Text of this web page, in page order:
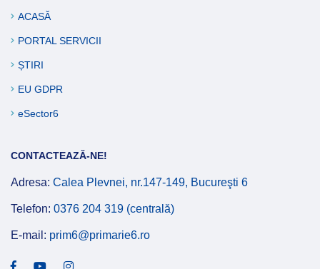
ACASĂ
PORTAL SERVICII
ȘTIRI
EU GDPR
eSector6
CONTACTEAZĂ-NE!
Adresa: Calea Plevnei, nr.147-149, Bucureşti 6
Telefon: 0376 204 319 (centrală)
E-mail: prim6@primarie6.ro